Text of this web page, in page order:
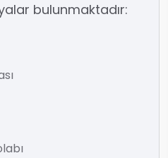
bulunmaktadır: